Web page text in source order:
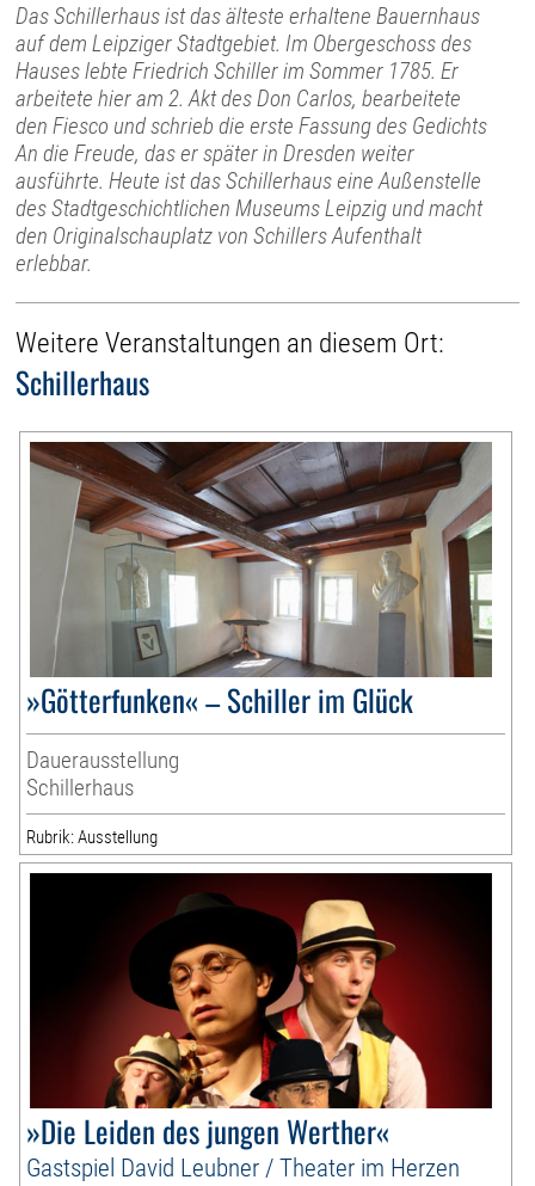
Das Schillerhaus ist das älteste erhaltene Bauernhaus
auf dem Leipziger Stadtgebiet. Im Obergeschoss des
Hauses lebte Friedrich Schiller im Sommer 1785. Er
arbeitete hier am 2. Akt des Don Carlos, bearbeitete
den Fiesco und schrieb die erste Fassung des Gedichts
An die Freude, das er später in Dresden weiter
ausführte. Heute ist das Schillerhaus eine Außenstelle
des Stadtgeschichtlichen Museums Leipzig und macht
den Originalschauplatz von Schillers Aufenthalt
erlebbar.
Weitere Veranstaltungen an diesem Ort:
Schillerhaus
»Götterfunken« – Schiller im Glück
Dauerausstellung
Schillerhaus
Rubrik: Ausstellung
»Die Leiden des jungen Werther«
Gastspiel David Leubner / Theater im Herzen